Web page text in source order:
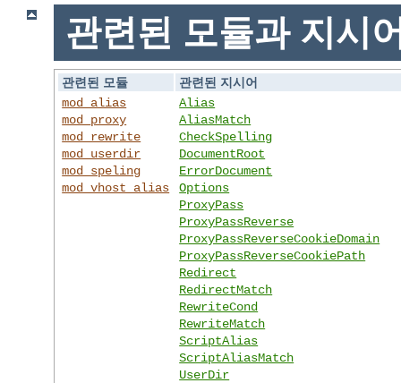
관련된 모듈과 지시
관련된 모듈
관련된 지시어
mod_alias
mod_proxy
mod_rewrite
mod_userdir
mod_speling
mod_vhost_alias
Alias
AliasMatch
CheckSpelling
DocumentRoot
ErrorDocument
Options
ProxyPass
ProxyPassReverse
ProxyPassReverseCookieDomain
ProxyPassReverseCookiePath
Redirect
RedirectMatch
RewriteCond
RewriteMatch
ScriptAlias
ScriptAliasMatch
UserDir